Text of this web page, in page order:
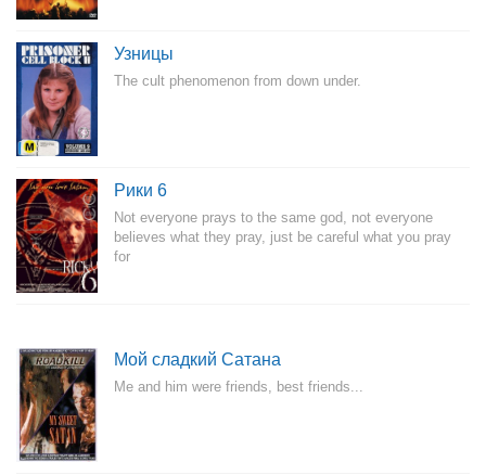
Узницы
The cult phenomenon from down under.
Рики 6
Not everyone prays to the same god, not everyone
believes what they pray, just be careful what you pray
for
Мой сладкий Сатана
Me and him were friends, best friends...